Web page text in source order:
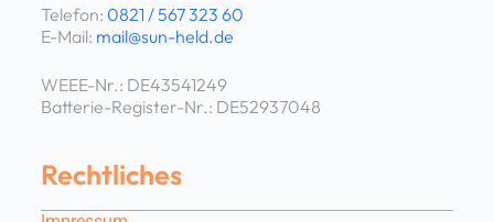
Telefon: 0821 / 567 323 60
E-Mail: mail@sun-held.de
WEEE-Nr.: DE43541249
Batterie-Register-Nr.: DE52937048
Rechtliches